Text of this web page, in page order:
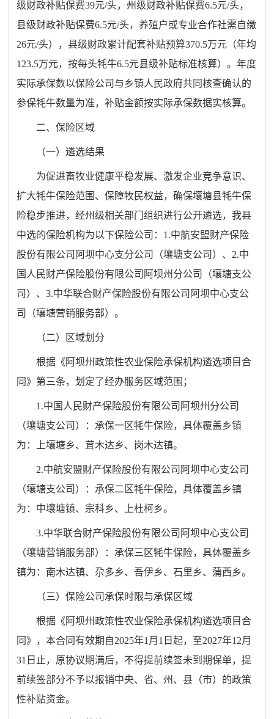
级财政补贴保费39元/头，州级财政补贴保费6.5元/头，
县级财政补贴保费6.5元/头，养殖户或专业合作社需自缴
26元/头），县级财政累计配套补贴预算370.5万元（年均
123.5万元，按每头牦牛6.5元县级补贴标准核算）。年度
实际承保数以保险公司与乡镇人民政府共同核查确认的
参保牦牛数量为准，补贴金额按实际承保数据实核算。
二、保险区域
（一）遴选结果
为促进畜牧业健康平稳发展、激发企业竞争意识、
扩大牦牛保险范围、保障牧民权益，确保壤塘县牦牛保
险稳步推进，经州级相关部门组织进行公开遴选，我县
中选的保险机构为以下保险公司：1.中航安盟财产保险
股份有限公司阿坝中心支分公司（壤塘支公司）、2.中
国人民财产保险股份有限公司阿坝州分公司（壤塘支公
司）、3.中华联合财产保险股份有限公司阿坝中心支公
司（壤塘营销服务部）。
（二）区域划分
根据《阿坝州政策性农业保险承保机构遴选项目合
同》第三条，划定了经办服务区域范围；
1.中国人民财产保险股份有限公司阿坝州分公司
（壤塘支公司）：承保一区牦牛保险，具体覆盖乡镇
为：上壤塘乡、茸木达乡、岗木达镇。
2.中航安盟财产保险股份有限公司阿坝中心支公司
（壤塘支公司）：承保二区牦牛保险，具体覆盖乡镇
为：中壤塘镇、宗科乡、上杜柯乡。
3.中华联合财产保险股份有限公司阿坝中心支公司
（壤塘营销服务部）：承保三区牦牛保险，具体覆盖乡
镇为：南木达镇、尕多乡、吾伊乡、石里乡、蒲西乡。
（三）保险公司承保时限与承保区域
根据《阿坝州政策性农业保险承保机构遴选项目合
同》，本合同有效期自2025年1月1日起，至2027年12月
31日止，原协议期满后，不得提前续签未到期保单，提
前续签部分不予以报销中央、省、州、县（市）的政策
性补贴资金。